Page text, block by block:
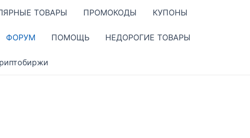
ТОВАРЫ ПРОМОКОДЫ КУПОНЫ
ФОРУМ ПОМОЩЬ НЕДОРОГИЕ ТОВАРЫ